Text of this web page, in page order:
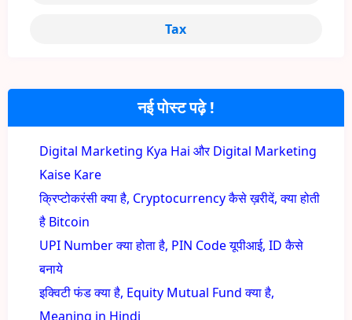
नई पोस्ट पढ़े !
Digital Marketing Kya Hai और Digital Marketing
Kaise Kare
क्रिप्टोकरंसी क्या है, Cryptocurrency कैसे ख़रीदें, क्या होती
है Bitcoin
UPI Number क्या होता है, PIN Code यूपीआई, ID कैसे
बनाये
इक्विटी फंड क्या है, Equity Mutual Fund क्या है,
Meaning in Hindi
Tax